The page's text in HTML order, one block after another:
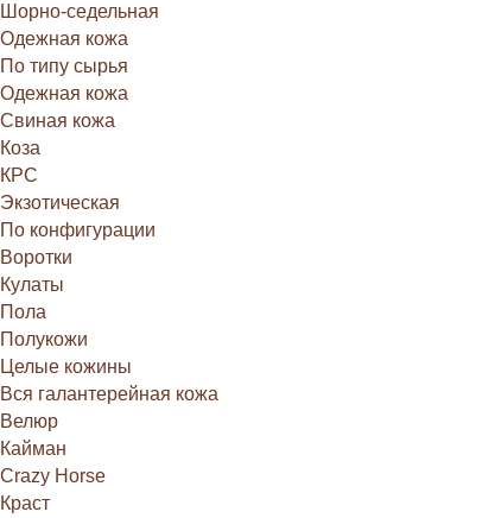
Шорно-седельная
Одежная кожа
По типу сырья
Одежная кожа
Свиная кожа
Коза
КРС
Экзотическая
По конфигурации
Воротки
Кулаты
Пола
Полукожи
Целые кожины
Вся галантерейная кожа
Велюр
Кайман
Crazy Horse
Краст